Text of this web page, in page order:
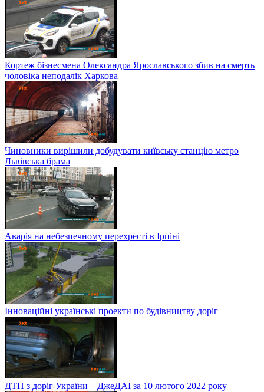
Кортеж бізнесмена Олександра Ярославського збив на смерть
чоловіка неподалік Харкова
Чиновники вирішили добудувати київську станцію метро
Львівська брама
Аварія на небезпечному перехресті в Ірпіні
Інноваційні українські проекти по будівництву доріг
ДТП з доріг України – ДжеДАІ за 10 лютого 2022 року